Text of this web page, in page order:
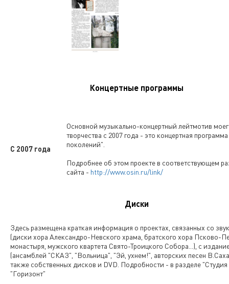
Концертные программы
С 2007 года
Основной музыкально-концертный лейтмотив
творчества с 2007 года - это концертная
поколений".
Подробнее об этом проекте в соответствующем
сайта - http://www.osin.ru/link/
Диски
Здесь размещена краткая информация о проектах, связанных со
(диски хора Александро-Невского храма, братского хора Псково-
монастыря, мужского квартета Свято-Троицкого Собора...), с
(ансамблей "СКАЗ", "Вольница", "Эй, ухнем!", авторских песен
также собственных дисков и DVD. Подробности - в разделе "Студия
"Горизонт"